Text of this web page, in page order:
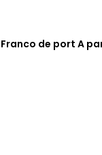
Franco de port A